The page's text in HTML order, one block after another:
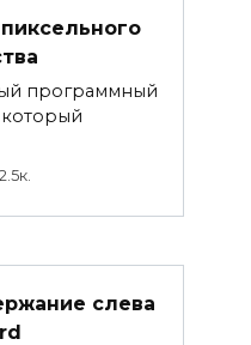
программный
который
2.5к.
слева